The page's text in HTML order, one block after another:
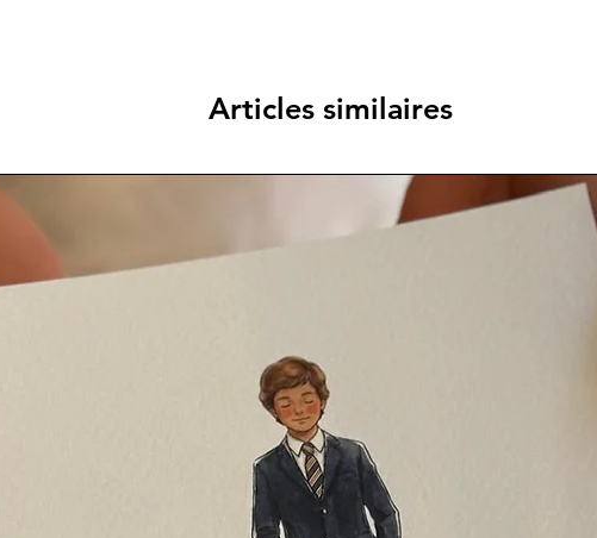
De noite e de dia
Querido Jesus
Que me vieste
Dá-me a tua Força
Para Neste
Vasquinho
Lembra sempre
Em que numa
Articles similaires